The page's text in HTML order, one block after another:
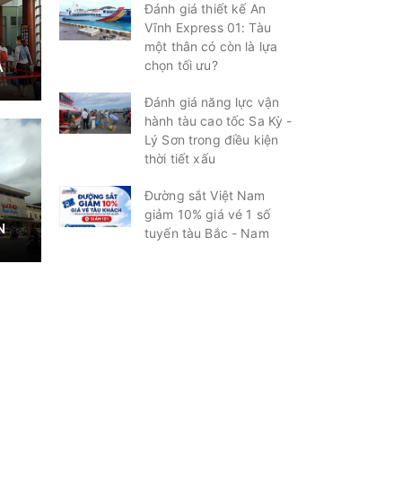
Đánh giá thiết kế An
Vĩnh Express 01: Tàu
một thân có còn là lựa
chọn tối ưu?
Đánh giá năng lực vận
hành tàu cao tốc Sa Kỳ -
Lý Sơn trong điều kiện
thời tiết xấu
Đường sắt Việt Nam
giảm 10% giá vé 1 số
tuyến tàu Bắc - Nam